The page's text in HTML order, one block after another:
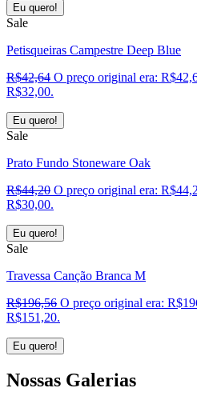
Eu quero!
Sale
Petisqueiras Campestre Deep Blue
R$42,64 O preço original era:
R$32,00.
Eu quero!
Sale
Prato Fundo Stoneware Oak
R$44,20 O preço original era:
R$30,00.
Eu quero!
Sale
Travessa Canção Branca M
R$196,56 O preço original era:
R$151,20.
Eu quero!
Nossas Galerias